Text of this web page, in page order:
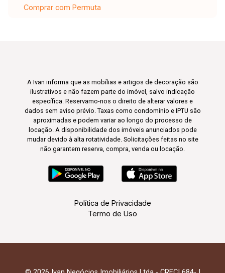
Comprar com Permuta
A Ivan informa que as mobílias e artigos de decoração são
ilustrativos e não fazem parte do imóvel, salvo indicação
específica. Reservamo-nos o direito de alterar valores e
dados sem aviso prévio. Taxas como condomínio e IPTU são
aproximadas e podem variar ao longo do processo de
locação. A disponibilidade dos imóveis anunciados pode
mudar devido à alta rotatividade. Solicitações feitas no site
não garantem reserva, compra, venda ou locação.
Política de Privacidade
Termo de Uso